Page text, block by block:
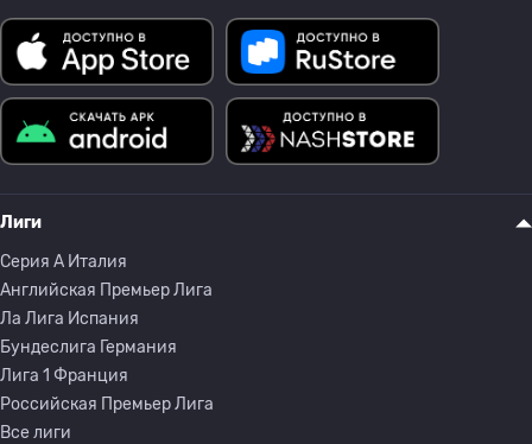
Лиги
Серия A Италия
Английская Премьер Лига
Ла Лига Испания
Бундеслига Германия
Лига 1 Франция
Российская Премьер Лига
Все лиги